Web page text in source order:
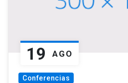
19 AGO
Conferencias